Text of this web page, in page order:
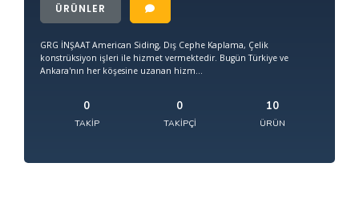
ÜRÜNLER
GRG İNŞAAT American Siding, Dış Cephe Kaplama, Çelik
konstrüksiyon işleri ile hizmet vermektedir. Bugün Türkiye ve
Ankara'nın her köşesine uzanan hizm...
0
TAKIP
0
TAKIPÇI
10
ÜRÜN